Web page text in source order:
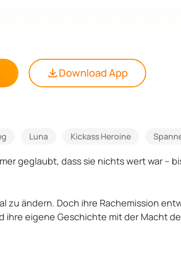
Download App
Luna Kickass Heroine
geglaubt, dass sie nichts wert war –
ändern. Doch ihre Rachemission
ihre eigene Geschichte mit der Macht